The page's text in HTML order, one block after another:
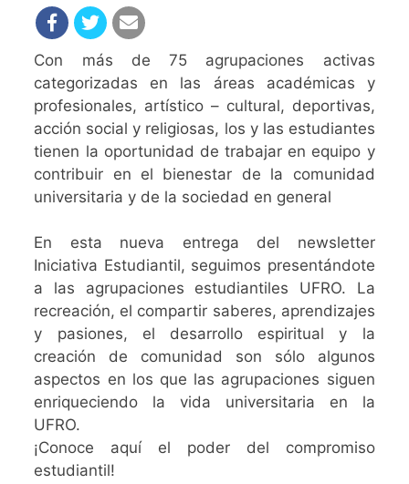
Con más de 75 agrupaciones activas
categorizadas en las áreas académicas y
profesionales, artístico – cultural, deportivas,
acción social y religiosas, los y las estudiantes
tienen la oportunidad de trabajar en equipo y
contribuir en el bienestar de la comunidad
universitaria y de la sociedad en general
En esta nueva entrega del newsletter
Iniciativa Estudiantil, seguimos presentándote
a las agrupaciones estudiantiles UFRO. La
recreación, el compartir saberes, aprendizajes
y pasiones, el desarrollo espiritual y la
creación de comunidad son sólo algunos
aspectos en los que las agrupaciones siguen
enriqueciendo la vida universitaria en la
UFRO.
¡Conoce aquí el poder del compromiso
estudiantil!